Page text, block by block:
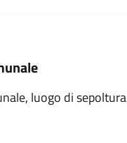
luogo di sepoltura